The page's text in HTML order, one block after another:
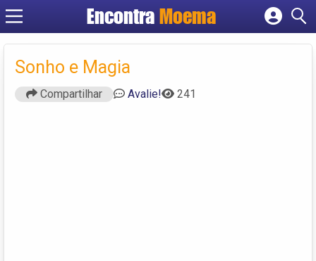
Encontra Moema
Sonho e Magia
Compartilhar Avalie! 241